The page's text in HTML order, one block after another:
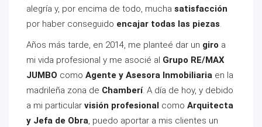
alegría y, por encima de todo, mucha satisfacción
por haber conseguido encajar todas las piezas.
Años más tarde, en 2014, me planteé dar un giro a
mi vida profesional y me asocié al Grupo RE/MAX
JUMBO como Agente y Asesora Inmobiliaria en la
madrileña zona de Chamberí. A día de hoy, y debido
a mi particular visión profesional como Arquitecta
y Jefa de Obra, puedo aportar a mis clientes un